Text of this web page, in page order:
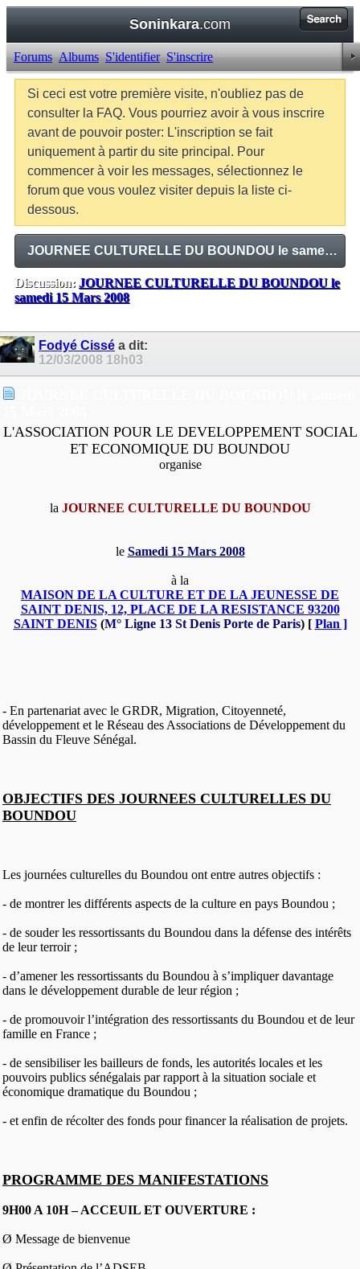
Soninkara.com
Forums Albums S'identifier S'inscrire
Si ceci est votre première visite, n'oubliez pas de
consulter la FAQ. Vous pourriez avoir à vous inscrire
avant de pouvoir poster: L'inscription se fait
uniquement à partir du site principal. Pour
commencer à voir les messages, sélectionnez le
forum que vous voulez visiter depuis la liste ci-
dessous.
JOURNEE CULTURELLE DU BOUNDOU le samedi 15 Mars 2008
Discussion: JOURNEE CULTURELLE DU BOUNDOU le
samedi 15 Mars 2008
Fodyé Cissé a dit:
12/03/2008 18h03
L'ASSOCIATION POUR LE DEVELOPPEMENT SOCIAL
ET ECONOMIQUE DU BOUNDOU
organise
la JOURNEE CULTURELLE DU BOUNDOU
le Samedi 15 Mars 2008
à la
MAISON DE LA CULTURE ET DE LA JEUNESSE DE
SAINT DENIS, 12, PLACE DE LA RESISTANCE 93200
SAINT DENIS(M° Ligne 13 St Denis Porte de Paris) [ Plan ]
- En partenariat avec le GRDR, Migration, Citoyenneté,
développement et le Réseau des Associations de Développement du
Bassin du Fleuve Sénégal.
OBJECTIFS DES JOURNEES CULTURELLES DU
BOUNDOU
Les journées culturelles du Boundou ont entre autres objectifs :
- de montrer les différents aspects de la culture en pays Boundou ;
- de souder les ressortissants du Boundou dans la défense des intérêts
de leur terroir ;
- d’amener les ressortissants du Boundou à s’impliquer davantage
dans le développement durable de leur région ;
- de promouvoir l’intégration des ressortissants du Boundou et de leur
famille en France ;
- de sensibiliser les bailleurs de fonds, les autorités locales et les
pouvoirs publics sénégalais par rapport à la situation sociale et
économique dramatique du Boundou ;
- et enfin de récolter des fonds pour financer la réalisation de projets.
PROGRAMME DES MANIFESTATIONS
9H00 A 10H – ACCEUIL ET OUVERTURE :
Ø Message de bienvenue